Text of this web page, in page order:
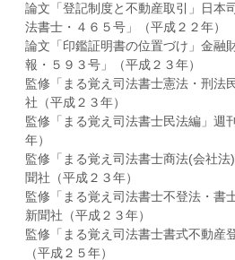
論文「登記制度と不動産取引」日本
法書士・４６５号」（平成２２年）
論文「印鑑証明書の位置づけ」金融
報・５９３号」（平成２３年）
監修「まる覚え司法書士憲法・刑法
社（平成２３年）
監修「まる覚え司法書士民法編」週
年）
監修「まる覚え司法書士商法(会社
聞社（平成２３年）
監修「まる覚え司法書士不登法・書
新聞社（平成２３年）
監修「まる覚え司法書士書式不動産
（平成２５年）